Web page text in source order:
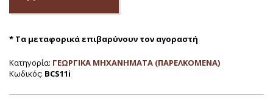
* Τα μεταφορικά επιβαρύνουν τον αγοραστή
Κατηγορία: ΓΕΩΡΓΙΚΑ ΜΗΧΑΝΗΜΑΤΑ (ΠΑΡΕΛΚΟΜΕΝΑ)
Κωδικός: BCS11i